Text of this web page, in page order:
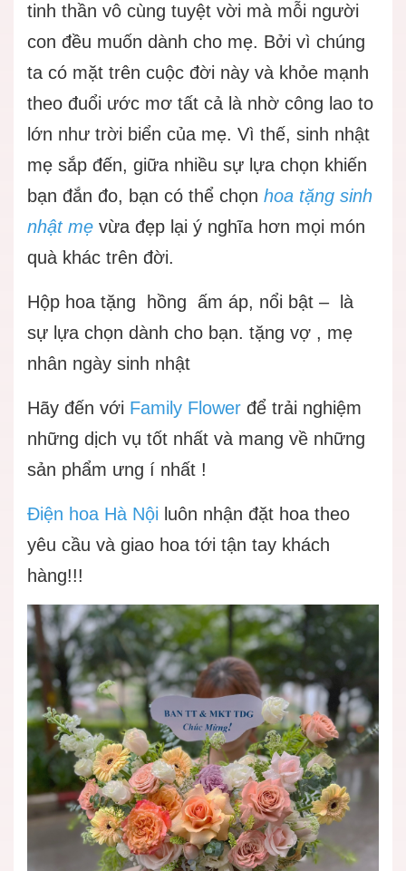
tinh thần vô cùng tuyệt vời mà mỗi người
con đều muốn dành cho mẹ. Bởi vì chúng
ta có mặt trên cuộc đời này và khỏe mạnh
theo đuổi ước mơ tất cả là nhờ công lao to
lớn như trời biển của mẹ. Vì thế, sinh nhật
mẹ sắp đến, giữa nhiều sự lựa chọn khiến
bạn đắn đo, bạn có thể chọn hoa tặng sinh
nhật mẹ vừa đẹp lại ý nghĩa hơn mọi món
quà khác trên đời.
Hộp hoa tặng hồng ấm áp, nổi bật – là
sự lựa chọn dành cho bạn. tặng vợ , mẹ
nhân ngày sinh nhật
Hãy đến với Family Flower để trải nghiệm
những dịch vụ tốt nhất và mang về những
sản phẩm ưng í nhất !
Điện hoa Hà Nội luôn nhận đặt hoa theo
yêu cầu và giao hoa tới tận tay khách
hàng!!!